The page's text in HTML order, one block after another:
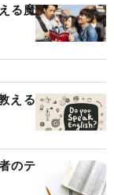
る魔
える
のテ